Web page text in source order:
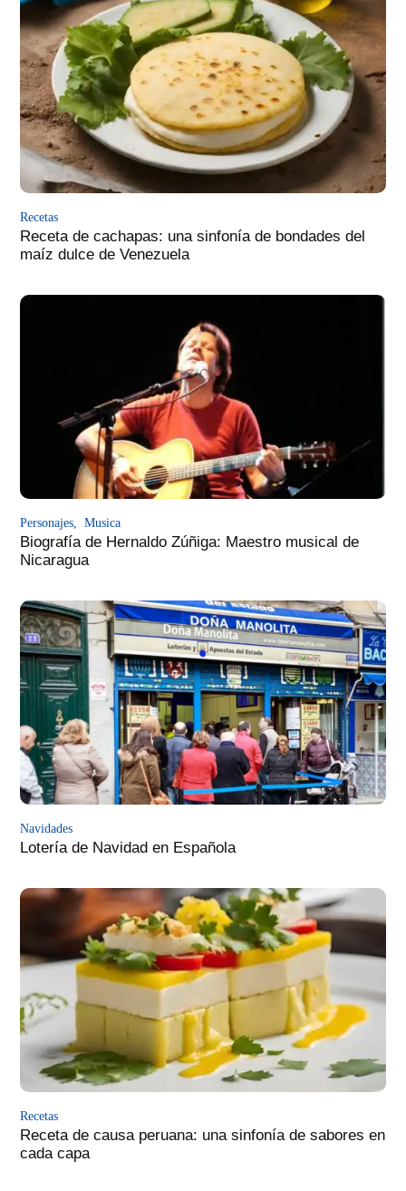
Recetas
Receta de cachapas: una sinfonía de bondades del
maíz dulce de Venezuela
Personajes Musica
Biografía de Hernaldo Zúñiga: Maestro musical de
Nicaragua
Navidades
Lotería de Navidad en Española
Recetas
Receta de causa peruana: una sinfonía de sabores en
cada capa